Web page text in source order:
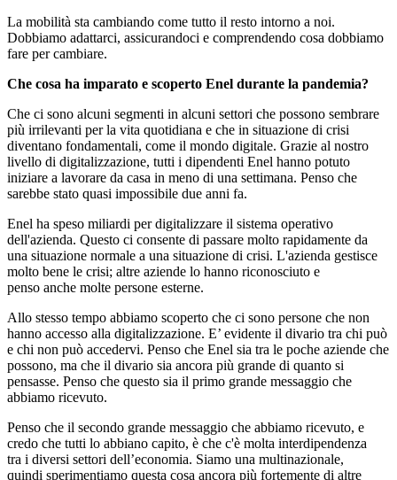
La mobilità sta cambiando come tutto il resto intorno a noi.
Dobbiamo adattarci, assicurandoci e comprendendo cosa dobbiamo
fare per cambiare.
Che cosa ha imparato e scoperto Enel durante la pandemia?
Che ci sono alcuni segmenti in alcuni settori che possono sembrare
più irrilevanti per la vita quotidiana e che in situazione di crisi
diventano fondamentali, come il mondo digitale. Grazie al nostro
livello di digitalizzazione, tutti i dipendenti Enel hanno potuto
iniziare a lavorare da casa in meno di una settimana. Penso che
sarebbe stato quasi impossibile due anni fa.
Enel ha speso miliardi per digitalizzare il sistema operativo
dell'azienda. Questo ci consente di passare molto rapidamente da
una situazione normale a una situazione di crisi. L'azienda gestisce
molto bene le crisi; altre aziende lo hanno riconosciuto e
penso anche molte persone esterne.
Allo stesso tempo abbiamo scoperto che ci sono persone che non
hanno accesso alla digitalizzazione. E’ evidente il divario tra chi può
e chi non può accedervi. Penso che Enel sia tra le poche aziende che
possono, ma che il divario sia ancora più grande di quanto si
pensasse. Penso che questo sia il primo grande messaggio che
abbiamo ricevuto.
Penso che il secondo grande messaggio che abbiamo ricevuto, e
credo che tutti lo abbiano capito, è che c'è molta interdipendenza
tra i diversi settori dell’economia. Siamo una multinazionale,
quindi sperimentiamo questa cosa ancora più fortemente di altre